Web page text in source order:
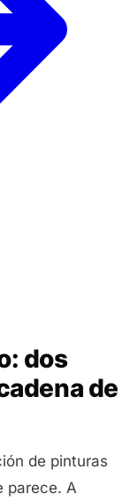
dos
de
de pinturas
parece. A